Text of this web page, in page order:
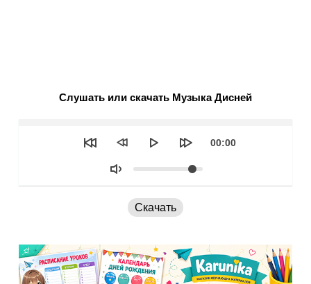
Слушать или скачать Музыка Дисней
Текущее
00:00
Объем
Скачать